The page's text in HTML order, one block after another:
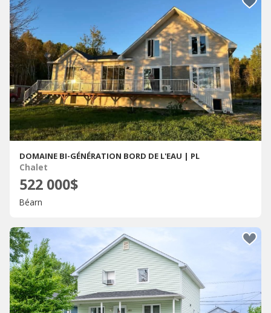
DOMAINE BI-GÉNÉRATION BORD DE L'EAU | PL
Chalet
522 000$
Béarn